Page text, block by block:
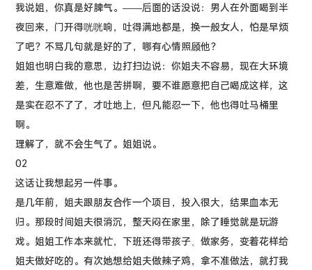
我说姐，你真是好脾气。——后面的话没说：男人在外面喝到半
夜回来，门开得咣咣响，吐得满地都是，换一般女人，怕是早烦
了吧？不骂几句就是好的了，哪有心情照顾他？
姐姐也明白我的意思，边打扫边说：你姐夫不容易，现在大环境
差，生意难做，他也是苦拼啊，要不谁愿意把自己喝成这样，这
是实在忍不了了，才吐地上，但凡能忍一下，他也得吐马桶里
啊。
理解了，就不会生气了。姐姐说。
02
这话让我想起另一件事。
是几年前，姐夫跟朋友合作一个项目，投入很大，结果血本无
归。那段时间姐夫很消沉，整天闷在家里，除了睡觉就是玩游
戏。姐姐工作本来就忙，下班还得带孩子、做家务，变着花样给
姐夫做好吃的。有次她想给姐夫做辣子鸡，拿不准做法，就打我